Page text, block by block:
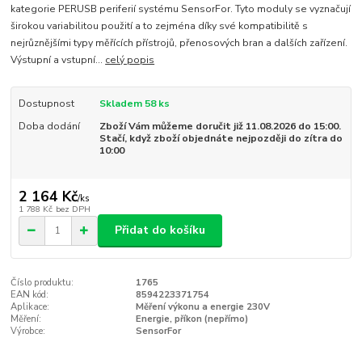
kategorie PERUSB periferií systému SensorFor. Tyto moduly se vyznačují
širokou variabilitou použití a to zejména díky své kompatibilitě s
nejrůznějšími typy měřících přístrojů, přenosových bran a dalších zařízení.
Výstupní a vstupní... celý popis
Dostupnost
Skladem 58 ks
Doba dodání
Zboží Vám můžeme doručit již 11.08.2026 do 15:00.
Stačí, když zboží objednáte nejpozději do zítra do
10:00
2 164 Kč/ks
1 788 Kč bez DPH
Přidat do košíku
Číslo produktu:
1765
EAN kód:
8594223371754
Aplikace:
Měření výkonu a energie 230V
Měření:
Energie, příkon (nepřímo)
Výrobce:
SensorFor